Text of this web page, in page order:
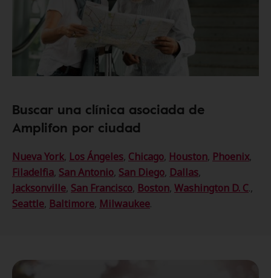
Buscar una clínica asociada de
Amplifon por ciudad
Nueva York, Los Ángeles, Chicago, Houston, Phoenix,
Filadelfia, San Antonio, San Diego, Dallas,
Jacksonville, San Francisco, Boston, Washington D. C.,
Seattle, Baltimore, Milwaukee.